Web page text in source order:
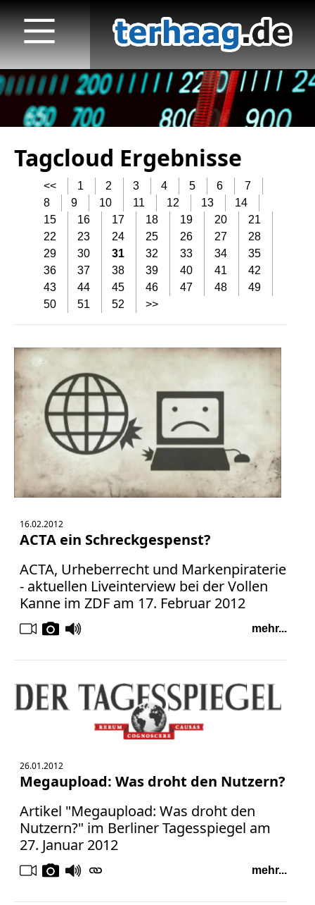
Tagcloud Ergebnisse
<< 1 2 3 4 5 6
7
8
9 10 11 12 13
14
15
16 17 18 19 20
21
22
23 24 25 26 27
28
29
30 31 32 33 34
35
36
37 38 39 40 41
42
43
44 45 46 47 48
49
50
51 52 >>
16.02.2012
ACTA ein Schreckgespenst?
ACTA, Urheberrecht und Markenpiraterie
- aktuellen Liveinterview bei der Vollen
Kanne im ZDF am 17. Februar 2012
mehr...
26.01.2012
Megaupload: Was droht den Nutzern?
Artikel "Megaupload: Was droht den
Nutzern?" im Berliner Tagesspiegel am
27. Januar 2012
mehr...
Startseite
Veröffentlichungen
TV
Radio
print & online
Bücher
Vita
Kontakt
Datenschutz
AGB
Aktuelle
Stunde
BGH
Beleidigung
Datenschutz
Facebook
Fotorecht
Haftung
Influencer
Markenrecht
Meinungsfreiheit
Print
Radio
Sportwetten